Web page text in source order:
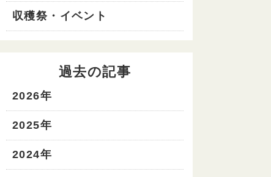
収穫祭・イベント
過去の記事
2026年
2025年
2024年